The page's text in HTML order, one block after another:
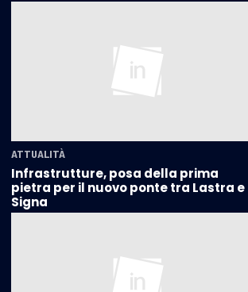
ATTUALITÀ
Infrastrutture, posa della prima
pietra per il nuovo ponte tra Lastra e
Signa